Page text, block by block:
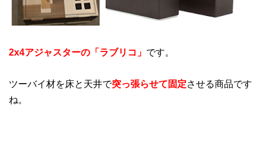
2x4アジャスターの「ラブリコ」 です。
ツーバイ材を床と天井で突っ張らせて固定させる商品です
ね。